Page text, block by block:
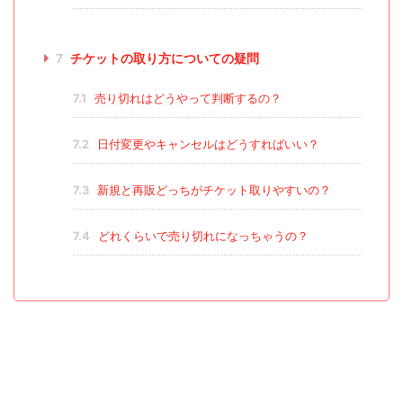
7 チケットの取り方についての疑問
7.1 売り切れはどうやって判断するの？
7.2 日付変更やキャンセルはどうすればいい？
7.3 新規と再販どっちがチケット取りやすいの？
7.4 どれくらいで売り切れになっちゃうの？